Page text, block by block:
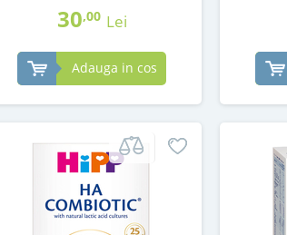
30,00 Lei
Adauga in cos